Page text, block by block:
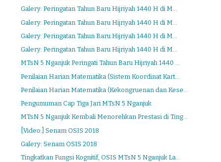
Galery: Peringatan Tahun Baru Hijriyah 1440 H di M...
Galery: Peringatan Tahun Baru Hijriyah 1440 H di M...
Galery: Peringatan Tahun Baru Hijriyah 1440 H di M...
Galery: Peringatan Tahun Baru Hijriyah 1440 H di M...
MTsN 5 Nganjuk Peringati Tahun Baru Hijriyah 1440 ...
Penilaian Harian Matematika (Sistem Koordinat Kart...
Penilaian Harian Matematika (Kekongruenan dan Kese...
Pengumuman Cap Tiga Jari MTsN 5 Nganjuk
MTsN 5 Nganjuk Kembali Menorehkan Prestasi di Ting...
[Video:] Senam OSIS 2018
Galery: Senam OSIS 2018
Tingkatkan Fungsi Kognitif, OSIS MTsN 5 Nganjuk La...